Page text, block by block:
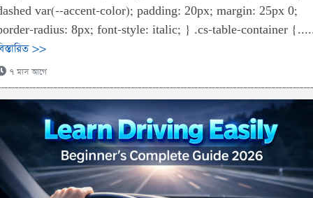
var(--accent-color); padding: 20px; margin: 25px 0;
radius: 8px; font-style: italic; } .cs-table-container
>>
৭ মাস আগে